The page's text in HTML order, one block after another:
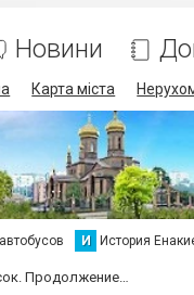
Новини
Карта міста
И История
Продолжение…